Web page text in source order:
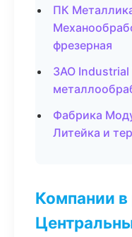
ПК
фрезерная
ЗАО
Фабрика
Литейка и
Компании в